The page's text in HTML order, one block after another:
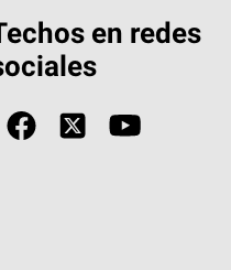
en redes